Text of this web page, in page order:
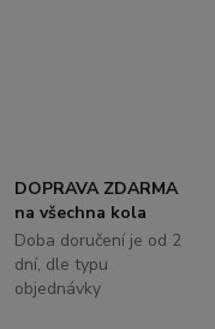
DOPRAVA ZDARMA
na všechna kola
Doba doručení je od 2
dní, dle typu
objednávky